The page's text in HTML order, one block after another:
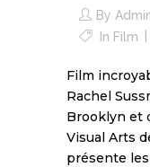
By
In Film
Film
Rachel
Brooklyn et
Visual Arts
présente